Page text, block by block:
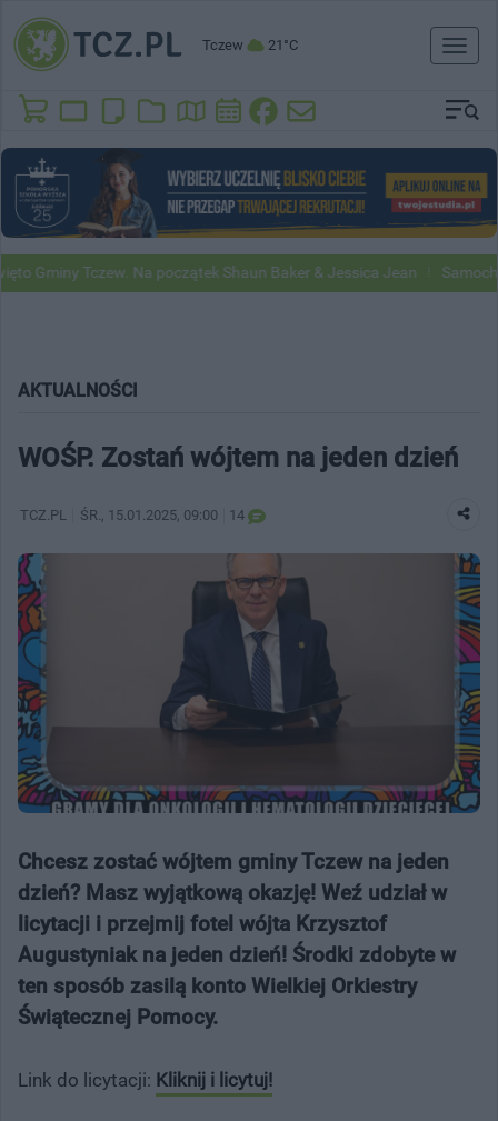
Tczew 21°C
Toggle
Tczew. Na początek Shaun Baker & Jessica Jean Samochody
AKTUALNOŚCI
WOŚP. Zostań wójtem na jeden dzień
TCZ.PL ŚR. , 15.01.2025, 09:00 14
Chcesz zostać wójtem gminy Tczew na jeden
dzień? Masz wyjątkową okazję! Weź udział w
licytacji i przejmij fotel wójta Krzysztof
Augustyniak na jeden dzień! Środki zdobyte w
ten sposób zasilą konto Wielkiej Orkiestry
Świątecznej Pomocy.
Link do licytacji: Kliknij i licytuj!